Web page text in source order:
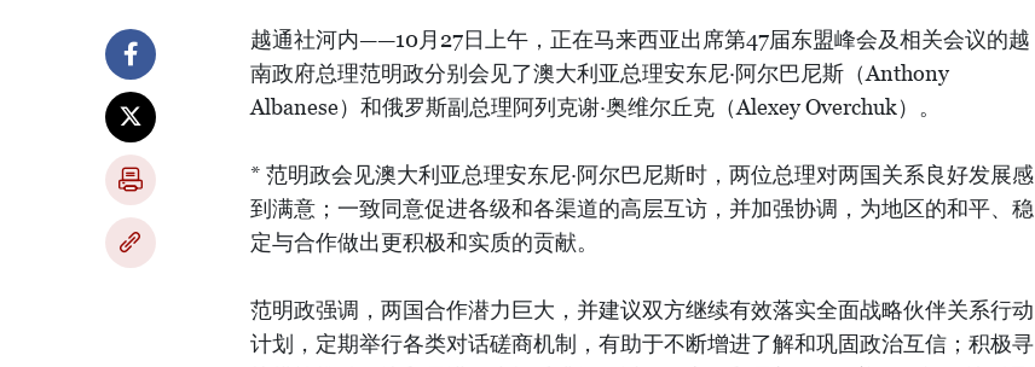
越通社河内——10月27日上午，正在马来西亚出席第47届东盟峰会及相关会议的越
南政府总理范明政分别会见了澳大利亚总理安东尼·阿尔巴尼斯（Anthony
Albanese）和俄罗斯副总理阿列克谢·奥维尔丘克（Alexey Overchuk）。
* 范明政会见澳大利亚总理安东尼·阿尔巴尼斯时，两位总理对两国关系良好发展感
到满意；一致同意促进各级和各渠道的高层互访，并加强协调，为地区的和平、稳
定与合作做出更积极和实质的贡献。
范明政强调，两国合作潜力巨大，并建议双方继续有效落实全面战略伙伴关系行动
计划，定期举行各类对话磋商机制，有助于不断增进了解和巩固政治互信；积极寻